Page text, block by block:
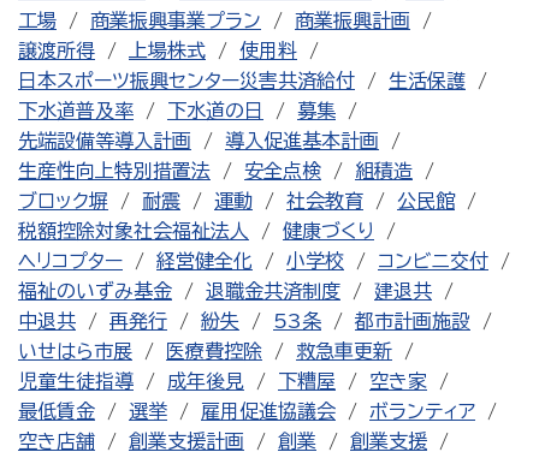
工場
商業振興事業プラン
商業振興計画
譲渡所得
上場株式
使用料
日本スポーツ振興センター災害共済給付
生活保護
下水道普及率
下水道の日
募集
先端設備等導入計画
導入促進基本計画
生産性向上特別措置法
安全点検
組積造
ブロック塀
耐震 運動 社会教育
公民館
税額控除対象社会福祉法人
健康づくり
ヘリコプター
経営健全化 小学校
コンビニ交付
福祉のいずみ基金
退職金共済制度
建退共
中退共
再発行 紛失 53条
都市計画施設
いせはら市展
医療費控除
救急車更新
児童生徒指導
成年後見 下糟屋
空き家
最低賃金
選挙 雇用促進協議会
ボランティア
空き店舗
創業支援計画 創業
創業支援